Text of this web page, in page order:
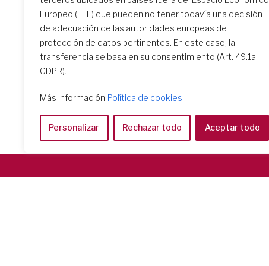
Europeo (EEE) que pueden no tener todavía una decisión
de adecuación de las autoridades europeas de
protección de datos pertinentes. En este caso, la
transferencia se basa en su consentimiento (Art. 49.1a
GDPR).
Más información Política de cookies
Personalizar Rechazar todo Aceptar todo